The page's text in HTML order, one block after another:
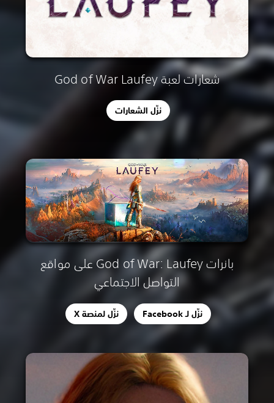
شعارات لعبة God of War Laufey
نزِّل الشعارات
بانرات God of War: Laufey على مواقع
التواصل الاجتماعي
نزِّل لـ Facebook نزِّل لمنصة X